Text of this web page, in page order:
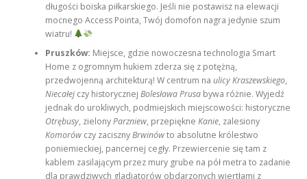
długości boiska piłkarskiego. Jeśli nie postawisz na elewacji
mocnego Access Pointa, Twój domofon nagra jedynie szum
wiatru!
Pruszków: Miejsce, gdzie nowoczesna technologia Smart
Home z ogromnym hukiem zderza się z potężną,
przedwojenną architekturą! W centrum na ulicy Kraszewskiego,
Niecałejczy historycznej Bolesława Prusabywa różnie. Wyjedź
jednak do urokliwych, podmiejskich miejscowości: historyczne
Otrębusy, zielonyParzniew, przepiękne Kanie, zalesiony
Komorówczy zacisznyBrwinówto absolutne królestwo
poniemieckiej, pancernej cegły. Przewiercenie się tam z
kablem zasilającym przez mury grube na pół metra to zadanie
dla prawdziwych gladiatorów obdarzonych wiertłami z